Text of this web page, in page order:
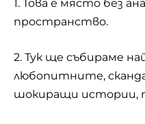
1. Това е място без
пространство.
2. Тук ще събираме
любопитните,
шокиращи истории,